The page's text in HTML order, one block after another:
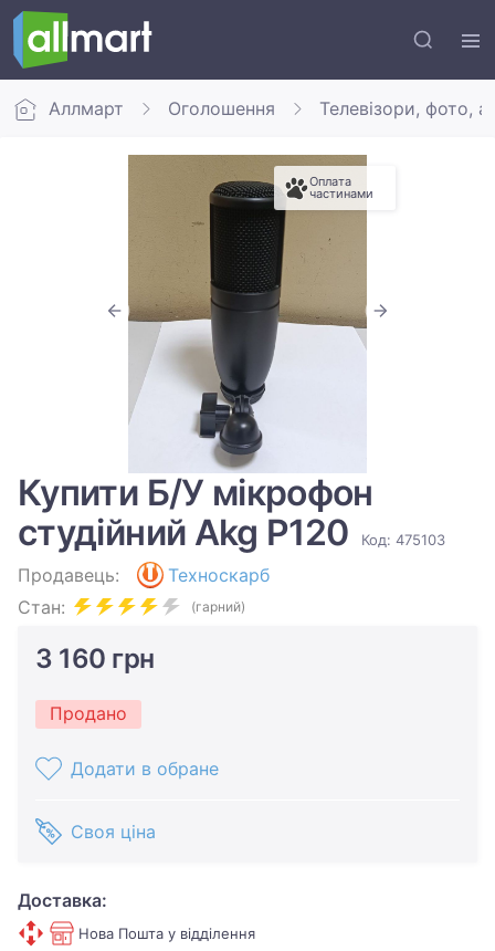
Аллмарт Оголошення Телевізори, фото,
Оплата
частинами
Купити Б/У мікрофон
студійний Akg P120
Код: 475103
Продавець:
Техноскарб
Стан:
(гарний)
3 160 грн
Продано
Додати в обране
Своя ціна
Доставка:
Нова Пошта у відділення